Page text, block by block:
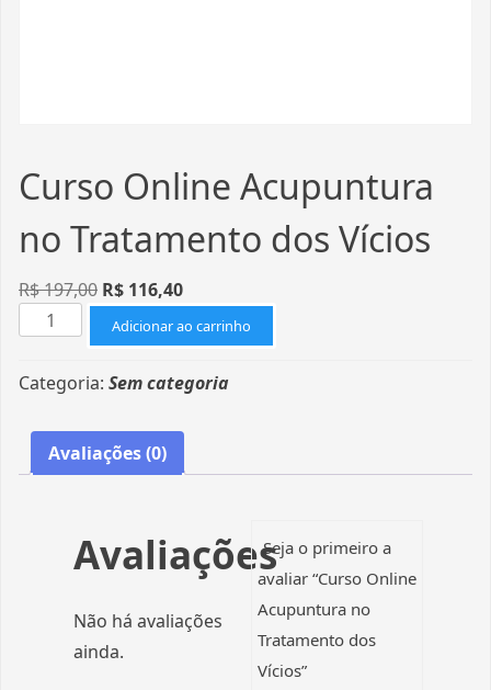
Curso Online Acupuntura
no Tratamento dos Vícios
R$197,00 R$ 116,40
Adicionar ao carrinho
Categoria: Sem categoria
Avaliações (0)
Avaliações
Não há avaliações
ainda.
Seja o primeiro a
avaliar “Curso Online
Acupuntura no
Tratamento dos
Vícios”